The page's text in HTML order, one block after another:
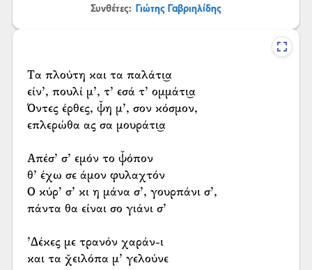
Συνθέτες: Γιώτης Γαβριηλίδης
Τα πλούτη και τα παλάτι͜α
είν’, πουλί μ’, τ’ εσά τ’ ομμάτι͜α
Όντες έρθες, ψ̌η μ’, σον κόσμον,
επλερώθα ας σα μουράτι͜α
Απέσ’ σ’ εμόν το ψ̌όπον
θ’ έχω σε άμον φυλαχτόν
Ο κύρ’ σ’ κι η μάνα σ’, γουρπάνι σ’,
πάντα θα είναι σο γιάνι σ’
’Δέκες με τρανόν χαράν-ι
και τα χ̌ειλόπα μ’ γελούνε